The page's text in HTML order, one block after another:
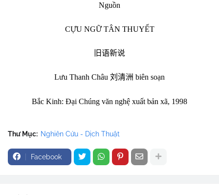
Nguồn
CỰU NGỮ TÂN THUYẾT
旧语新说
Lưu Thanh Châu 刘清洲 biên soạn
Bắc Kinh: Đại Chúng văn nghệ xuất bản xã, 1998
Thư Mục: Nghiên Cứu - Dịch Thuật
Facebook